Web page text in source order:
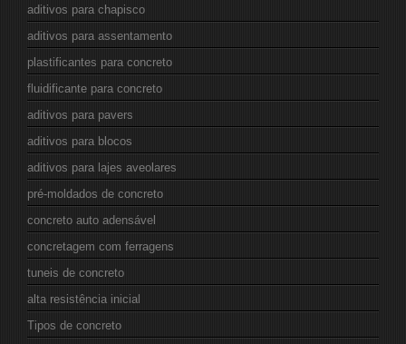
aditivos para chapisco
aditivos para assentamento
plastificantes para concreto
fluidificante para concreto
aditivos para pavers
aditivos para blocos
aditivos para lajes aveolares
pré-moldados de concreto
concreto auto adensável
concretagem com ferragens
tuneis de concreto
alta resistência inicial
Tipos de concreto